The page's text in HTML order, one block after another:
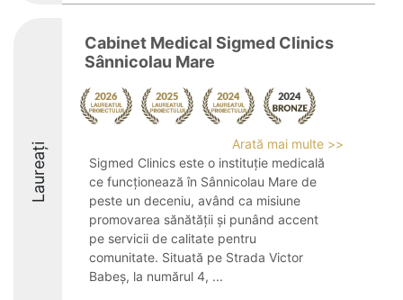
Laureați
Cabinet Medical Sigmed Clinics
Sânnicolau Mare
Arată mai multe >>
Sigmed Clinics este o instituție medicală
ce funcționează în Sânnicolau Mare de
peste un deceniu, având ca misiune
promovarea sănătății și punând accent
pe servicii de calitate pentru
comunitate. Situată pe Strada Victor
Babeș, la numărul 4, ...